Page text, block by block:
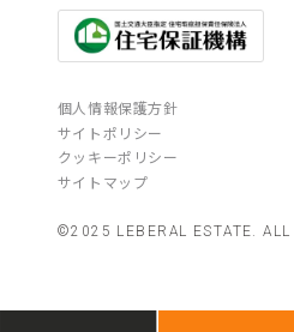
個人情報保護方針
サイトポリシー
クッキーポリシー
サイトマップ
©2025 LEBERAL ESTATE. ALL